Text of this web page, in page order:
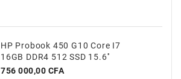
HP Probook 450 G10 Core I7
16GB DDR4 512 SSD 15.6''
Prix
756 000,00 CFA